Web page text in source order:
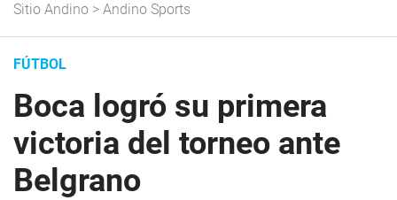
Sitio Andino > Andino Sports
FÚTBOL
Boca logró su primera
victoria del torneo ante
Belgrano